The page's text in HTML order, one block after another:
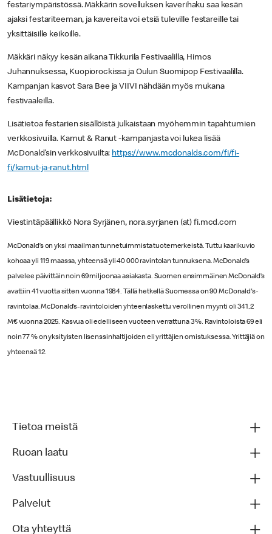
festariympäristössä. Mäkkärin sovelluksen kaverihaku saa kesän
ajaksi festariteeman, ja kavereita voi etsiä tuleville festareille tai
yksittäisille keikoille.
Mäkkäri näkyy kesän aikana Tikkurila Festivaalilla, Himos
Juhannuksessa, Kuopiorockissa ja Oulun Suomipop Festivaalilla.
Kampanjan kasvot Sara Bee ja VIIVI nähdään myös mukana
festivaaleilla.
Lisätietoa festarien sisällöistä julkaistaan myöhemmin tapahtumien
verkkosivuilla. Kamut & Ranut -kampanjasta voi lukea lisää
McDonald’sin verkkosivuilta: https://www.mcdonalds.com/fi/fi-
fi/kamut-ja-ranut.html
Lisätietoja:
Viestintäpäällikkö Nora Syrjänen, nora.syrjanen (at) fi.mcd.com
McDonald’s on yksi maailman tunnetuimmista tuotemerkeistä. Tuttu kaarikuvio
kohoaa yli 119 maassa, yhteensä yli 40 000 ravintolan tunnuksena. McDonald’s
palvelee päivittäin noin 69 miljoonaa asiakasta. Suomen ensimmäinen McDonald’s
avattiin 41 vuotta sitten vuonna 1984. Tällä hetkellä Suomessa on 90 McDonald's-
ravintolaa. McDonald’s-ravintoloiden yhteenlaskettu verollinen myynti oli 341,2
M€ vuonna 2025. Kasvua oli edelliseen vuoteen verrattuna 3 %. Ravintoloista 69 eli
noin 77 % on yksityisten lisenssinhaltijoiden eli yrittäjien omistuksessa. Yrittäjiä on
yhteensä 12.
Tietoa meistä
Ruoan laatu
Vastuullisuus
Palvelut
Ota yhteyttä